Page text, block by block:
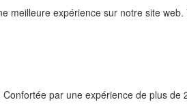
meilleure expérience sur notre site
par une expérience de plus